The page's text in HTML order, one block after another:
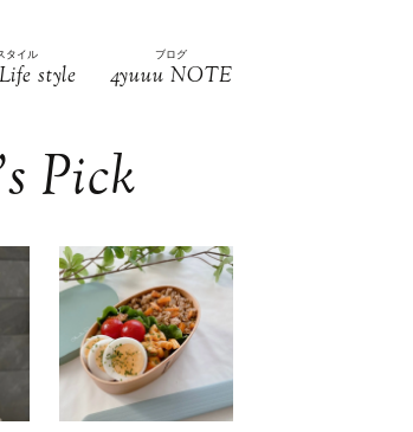
タイル
style
ブログ
4yuuu NOTE
Pick